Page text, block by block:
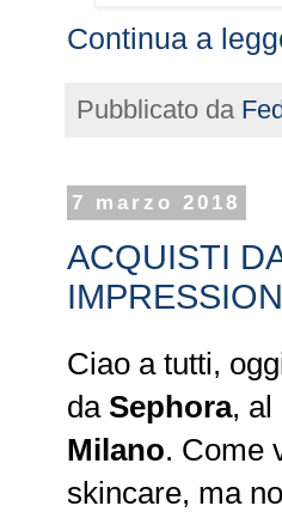
Continua a
Pubblicato da
7 marzo 2018
ACQUISTI
Ciao a tutti,
da Sephora, al
Milano. Come
skincare, ma